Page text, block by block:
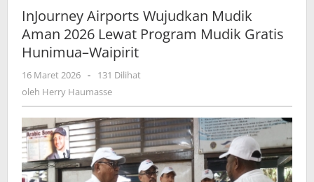
Wujudkan
Mudik
Aman
2026
Program
Gratis
Hunimua–
Waipirit
InJourney Airports Wujudkan Mudik
Aman 2026 Lewat Program Mudik Gratis
Hunimua–Waipirit
16 Maret 2026 oleh
Herry
-
131 Dilihat
oleh Herry Haumasse